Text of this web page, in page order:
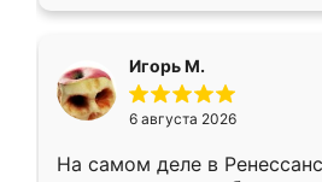
Игорь М.
6 августа 2026
На самом деле в